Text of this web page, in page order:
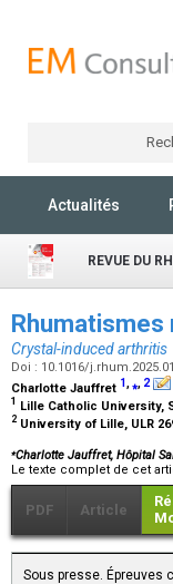
Actualités
REVUE DU
Crystal-induced arthritis
Doi : 10.1016/
Charlotte Jauffret 1,⁎, 2
1 Lille Catholic University,
2 University of Lille, ULR
⁎Charlotte Jauffret, Hôpital
Le texte complet de cet
PDF Article
Sous presse. Épreuves